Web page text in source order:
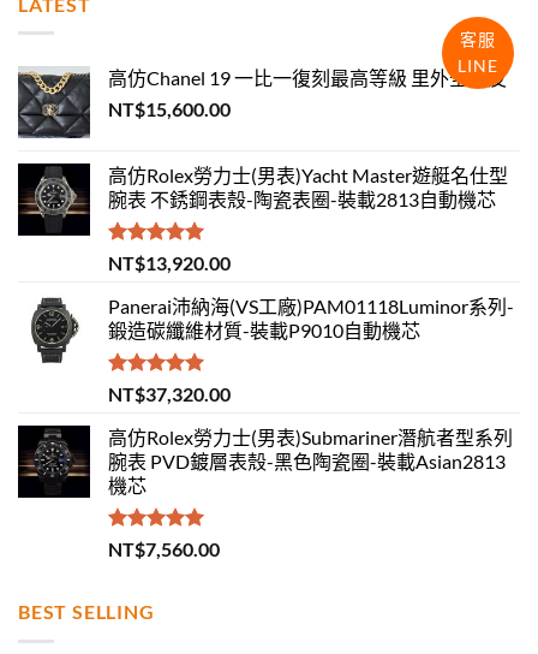
高仿Chanel 19 一比一復刻最高等級 里外全羊皮
NT$15,600.00
高仿Rolex勞力士(男表)Yacht Master遊艇名仕型
腕表 不銹鋼表殼-陶瓷表圈-裝載2813自動機芯
評分5.00
滿分 5
NT$13,920.00
Panerai沛納海(VS工廠)PAM01118Luminor系列-
鍛造碳纖維材質-裝載P9010自動機芯
評分5.00
滿分 5
NT$37,320.00
高仿Rolex勞力士(男表)Submariner潛航者型系列
腕表 PVD鍍層表殼-黑色陶瓷圈-裝載Asian2813
機芯
評分 5.00
滿分 5
NT$7,560.00
BEST SELLING
客服
LINE